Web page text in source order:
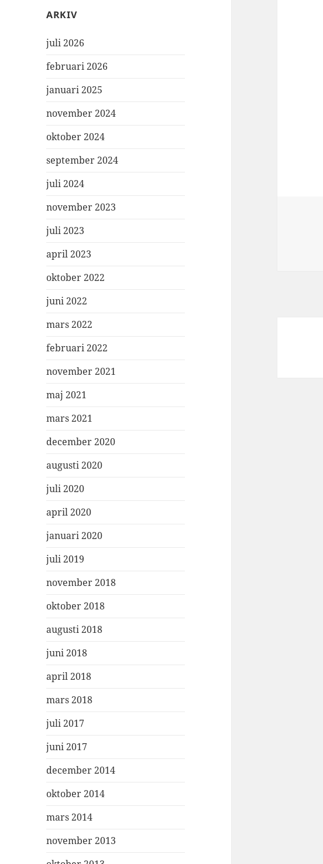
ARKIV
juli 2026
februari 2026
januari 2025
november 2024
oktober 2024
september 2024
juli 2024
november 2023
juli 2023
april 2023
oktober 2022
juni 2022
mars 2022
februari 2022
november 2021
maj 2021
mars 2021
december 2020
augusti 2020
juli 2020
april 2020
januari 2020
juli 2019
november 2018
oktober 2018
augusti 2018
juni 2018
april 2018
mars 2018
juli 2017
juni 2017
december 2014
oktober 2014
mars 2014
november 2013